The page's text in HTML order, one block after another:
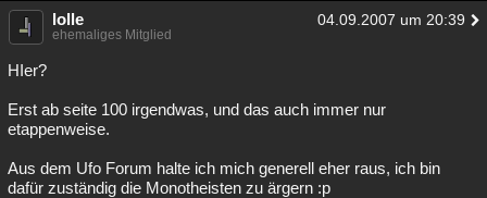
lolle 04.09.2007 um 20:39
ehemaliges Mitglied
HIer?
Erst ab seite 100 irgendwas, und das auch immer nur
etappenweise.
Aus dem Ufo Forum halte ich mich generell eher raus, ich bin
dafür zuständig die Monotheisten zu ärgern :p